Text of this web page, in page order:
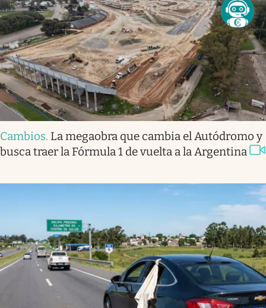
Cambios. La megaobra que cambia el Autódromo y
busca traer la Fórmula 1 de vuelta a la Argentina